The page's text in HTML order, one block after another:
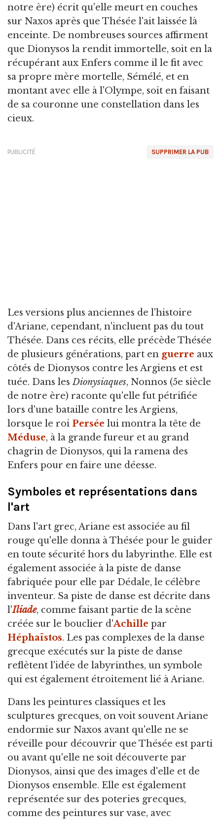
notre ère) écrit qu'elle meurt en couches
sur Naxos après que Thésée l'ait laissée là
enceinte. De nombreuses sources affirment
que Dionysos la rendit immortelle, soit en la
récupérant aux Enfers comme il le fit avec
sa propre mère mortelle, Sémélé, et en
montant avec elle à l'Olympe, soit en faisant
de sa couronne une constellation dans les
cieux.
SUPPRIMER LA PUB
PUBLICITÉ
Les versions plus anciennes de l'histoire
d'Ariane, cependant, n'incluent pas du tout
Thésée. Dans ces récits, elle précède Thésée
de plusieurs générations, part en guerre aux
côtés de Dionysos contre les Argiens et est
tuée. Dans lesDionysiaques, Nonnos (5e siècle
de notre ère) raconte qu'elle fut pétrifiée
lors d'une bataille contre les Argiens,
lorsque le roi Persée lui montra la tête de
Méduse, à la grande fureur et au grand
chagrin de Dionysos, qui la ramena des
Enfers pour en faire une déesse.
Symboles et représentations dans
l'art
Dans l'art grec, Ariane est associée au fil
rouge qu'elle donna à Thésée pour le guider
en toute sécurité hors du labyrinthe. Elle est
également associée à la piste de danse
fabriquée pour elle par Dédale, le célèbre
inventeur. Sa piste de danse est décrite dans
l'Iliade, comme faisant partie de la scène
créée sur le bouclier d'Achille par
Héphaïstos. Les pas complexes de la danse
grecque exécutés sur la piste de danse
reflètent l'idée de labyrinthes, un symbole
qui est également étroitement lié à Ariane.
Dans les peintures classiques et les
sculptures grecques, on voit souvent Ariane
endormie sur Naxos avant qu'elle ne se
réveille pour découvrir que Thésée est parti
ou avant qu'elle ne soit découverte par
Dionysos, ainsi que des images d'elle et de
Dionysos ensemble. Elle est également
représentée sur des poteries grecques,
comme des peintures sur vase, avec